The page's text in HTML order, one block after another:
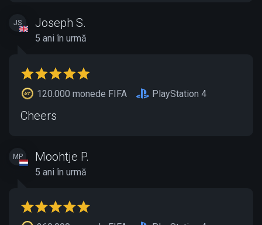
JS Joseph S.
5 ani în urmă
120.000 monede FIFA PlayStation 4
Cheers
MP Moohtje P.
5 ani în urmă